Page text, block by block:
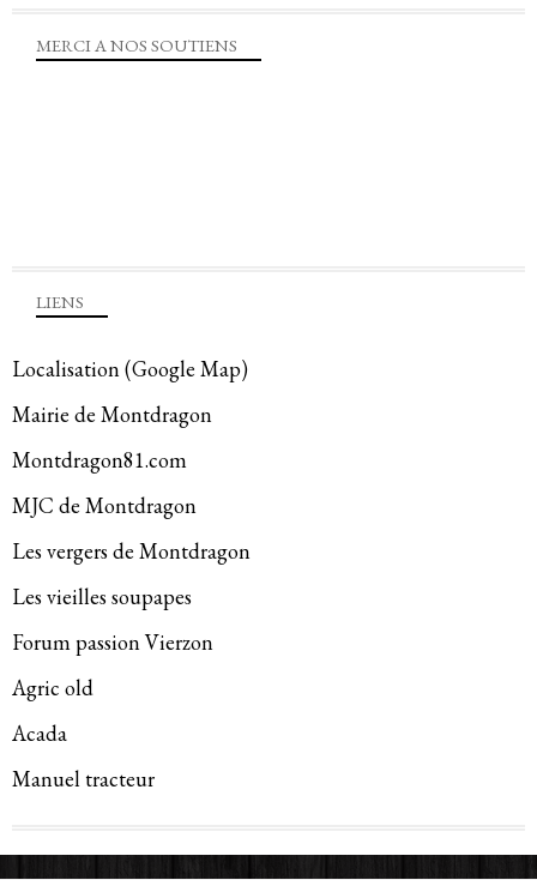
LIENS
Localisation (Google Map)
Mairie de Montdragon
Montdragon81.com
MJC de Montdragon
Les vergers de Montdragon
Les vieilles soupapes
Forum passion Vierzon
Agric old
Acada
Manuel tracteur
MERCI A NOS SOUTIENS